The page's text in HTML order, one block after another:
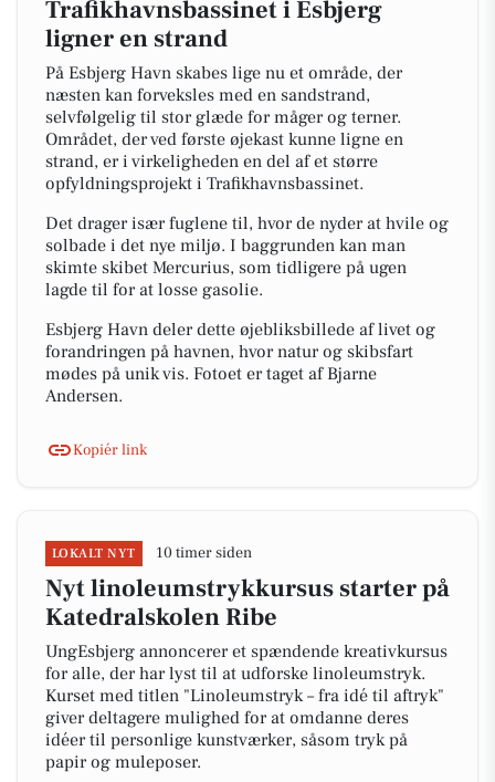
Trafikhavnsbassinet i Esbjerg
ligner en strand
På Esbjerg Havn skabes lige nu et område, der
næsten kan forveksles med en sandstrand,
selvfølgelig til stor glæde for måger og terner.
Området, der ved første øjekast kunne ligne en
strand, er i virkeligheden en del af et større
opfyldningsprojekt i Trafikhavnsbassinet.
Det drager især fuglene til, hvor de nyder at hvile og
solbade i det nye miljø. I baggrunden kan man
skimte skibet Mercurius, som tidligere på ugen
lagde til for at losse gasolie.
Esbjerg Havn deler dette øjebliksbillede af livet og
forandringen på havnen, hvor natur og skibsfart
mødes på unik vis. Fotoet er taget af Bjarne
Andersen.
Kopiér link
LOKALT NYT 10 timer siden
Nyt linoleumstrykkursus starter på
Katedralskolen Ribe
UngEsbjerg annoncerer et spændende kreativkursus
for alle, der har lyst til at udforske linoleumstryk.
Kurset med titlen "Linoleumstryk – fra idé til aftryk"
giver deltagere mulighed for at omdanne deres
idéer til personlige kunstværker, såsom tryk på
papir og muleposer.